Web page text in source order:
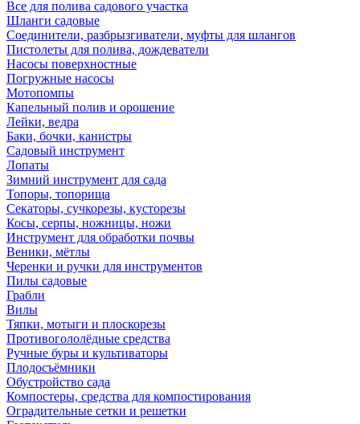
Все для полива садового участка
Шланги садовые
Соединители, разбрызгиватели, муфты для шлангов
Пистолеты для полива, дождеватели
Насосы поверхностные
Погружные насосы
Мотопомпы
Капельный полив и орошение
Лейки, ведра
Баки, бочки, канистры
Садовый инструмент
Лопаты
Зимний инструмент для сада
Топоры, топорища
Секаторы, сучкорезы, кусторезы
Косы, серпы, ножницы, ножи
Инструмент для обработки почвы
Веники, мётлы
Черенки и ручки для инструментов
Пилы садовые
Грабли
Вилы
Тяпки, мотыги и плоскорезы
Противогололёдные средства
Ручные буры и культиваторы
Плодосъёмники
Обустройство сада
Компостеры, средства для компостирования
Оградительные сетки и решетки